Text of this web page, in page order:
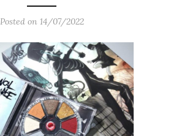
Posted on 14/07/2022